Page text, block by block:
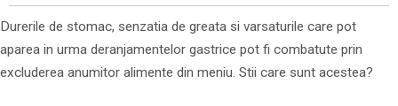
Durerile de stomac, senzatia de greata si varsaturile care pot
aparea in urma deranjamentelor gastrice pot fi combatute prin
excluderea anumitor alimente din meniu. Stii care sunt acestea?